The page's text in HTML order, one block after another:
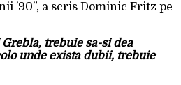
’90”, a scris Dominic Fritz pe
trebuie sa-si dea
unde exista dubii, trebuie